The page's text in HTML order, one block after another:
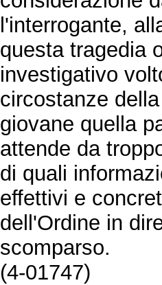
l'interrogante,
questa tragedia
investigativo
circostanze
giovane quella
attende da
di quali
effettivi e
dell'Ordine in
scomparso.
(4-01747)